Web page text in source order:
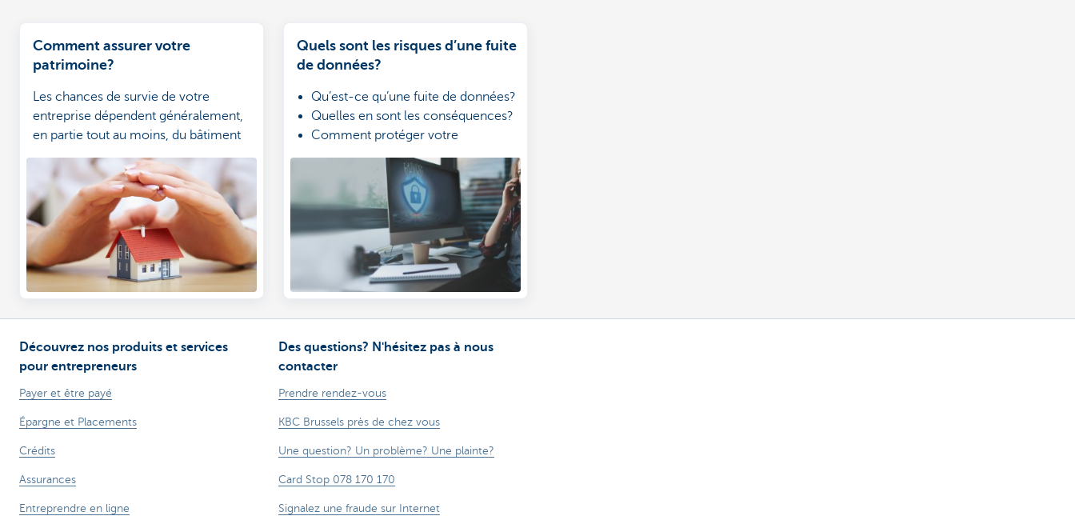
Comment assurer votre
patrimoine?
Les chances de survie de votre
entreprise dépendent généralement,
en partie tout au moins, du bâtiment
logique que vous souhaitiez protéger
et assurer ce patrimoine comme il se
doit. On ne sait jamais... Quelles sont
les assurances indispensables?
Quels sont les risques d’une fuite
de données?
Qu’est-ce qu’une fuite de données?
Quelles en sont les conséquences?
Comment protéger votre
Découvrez nos produits et services
pour entrepreneurs
Payer et être payé
Épargne et Placements
Crédits
Assurances
Entreprendre en ligne
Des questions? N'hésitez pas à nous
contacter
Prendre rendez-vous
KBC Brussels près de chez vous
Une question? Un problème? Une plainte?
Card Stop 078 170 170
Signalez une fraude sur Internet